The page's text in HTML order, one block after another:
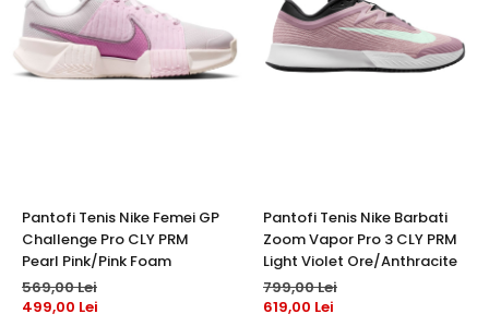
Pantofi Tenis Nike Femei GP
Challenge Pro CLY PRM
Pearl Pink/Pink Foam
569,00 Lei
499,00 Lei
Pantofi Tenis Nike Barbati
Zoom Vapor Pro 3 CLY PRM
Light Violet Ore/Anthracite
799,00 Lei
619,00 Lei